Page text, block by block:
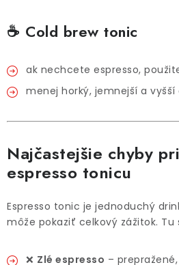
☕ Cold brew tonic
ak nechcete espresso,
menej horký, jemnejší a
Najčastejšie chyby
espresso tonicu
Espresso tonic je jednoduchý
môže pokaziť celkový zážitok. Tu
❌ Zlé espresso –